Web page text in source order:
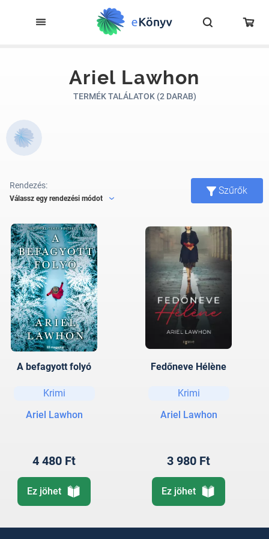
Ariel Lawhon
TERMÉK TALÁLATOK (2 DARAB)
Rendezés:
Válassz egy rendezési módot
Szűrők
A befagyott folyó
Krimi
Ariel Lawhon
4 480 Ft
Ez jöhet
Fedőneve Hélène
Krimi
Ariel Lawhon
3 980 Ft
Ez jöhet